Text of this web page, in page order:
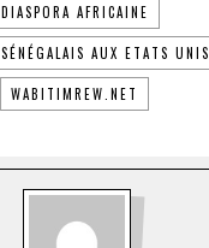
DIASPORA AFRICAINE
AUX ETATS UNIS
WABITIMREW.NET